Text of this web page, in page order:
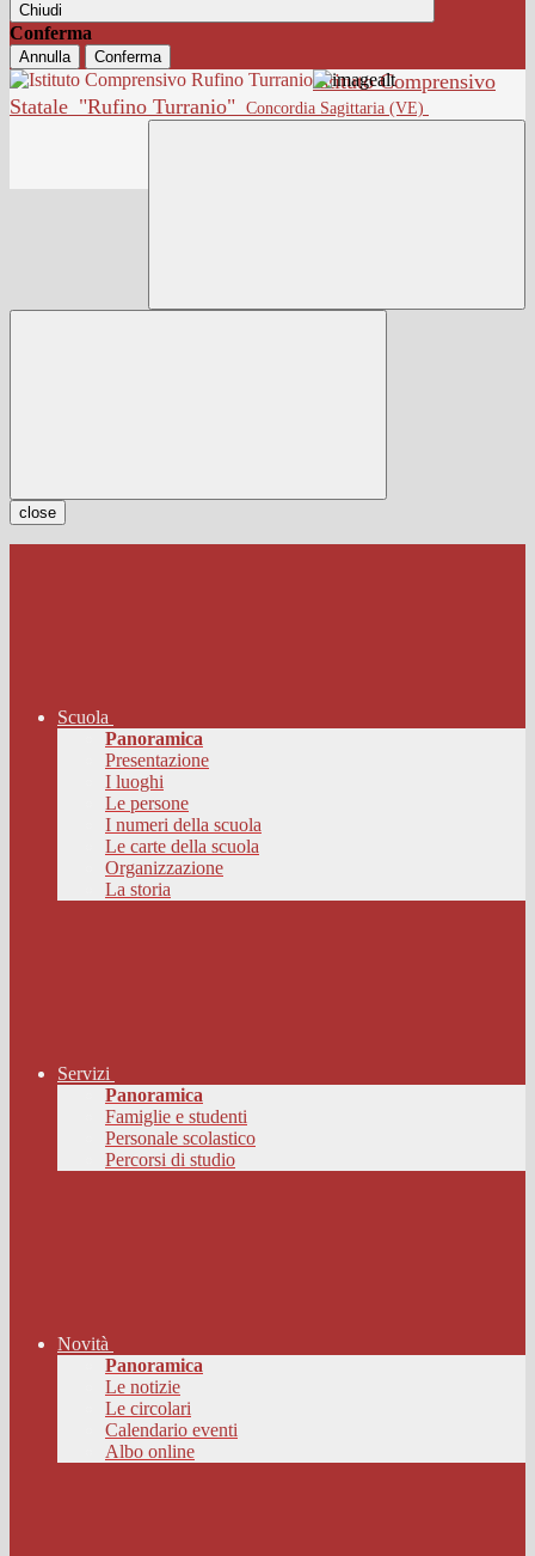
Chiudi
Conferma
Annulla Conferma
Istituto Comprensivo
Statale "Rufino Turranio" Concordia Sagittaria (VE)
close
Scuola
Panoramica
Presentazione
I luoghi
Le persone
I numeri della scuola
Le carte della scuola
Organizzazione
La storia
Servizi
Panoramica
Famiglie e studenti
Personale scolastico
Percorsi di studio
Novità
Panoramica
Le notizie
Le circolari
Calendario eventi
Albo online